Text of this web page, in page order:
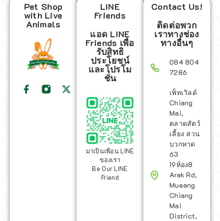
Pet Shop
with Live
Animals
LINE
Friends
แอด LINE
Friends เพื่อ
รับสิทธิ
ประโยชน์
และโปรโม
ชั่น
มาเป็นเพื่อน LINE
ของเรา
Be Our LINE
Friend
Contact Us!
ติดต่อพวก
เราทางช่อง
ทางอื่นๆ
084 804
7286
เพ็ทเวิลด์
Chiang
Mai,
ตลาดสัตว์
เลี้ยง สวน
บวกหาด
63
19ห้อง8
Arak Rd,
Mueang
Chiang
Mai
District,